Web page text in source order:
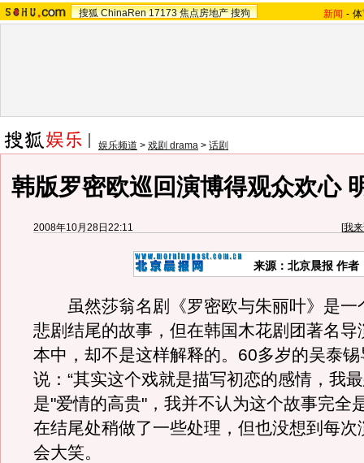
搜狐 ChinaRen 17173 焦点房地产 搜狗 新闻 -
娱乐频道 > 戏剧 drama > 话剧
韩版罗密欧巡回演博得观众欢心
2008年10月28日22:11 [我
来源：北京晨报 作者
虽然莎翁名剧《罗密欧与朱丽叶》是一
悲剧结尾的故事，但在韩国木花剧团著名导
本中，却不是这样解释的。60多岁的吴泰
说：“其实这个戏就是描写初恋的感情，我
是"爱情的高贵"，我并不认为这个故事完全
在结尾处稍做了一些处理，但也没想到每次
会大笑。